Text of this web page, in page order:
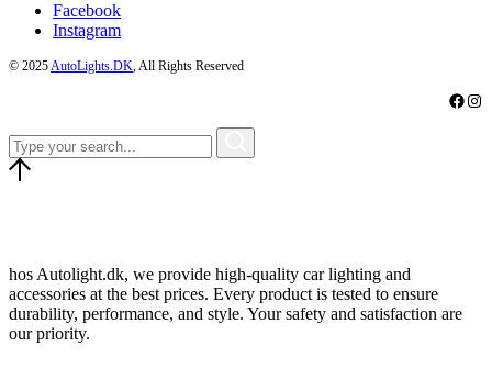
Facebook
Instagram
© 2025AutoLights.DK, All Rights Reserved
hos Autolight.dk, we provide high-quality car lighting and
accessories at the best prices. Every product is tested to ensure
durability, performance, and style. Your safety and satisfaction are
our priority.